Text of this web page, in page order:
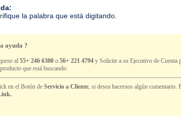
la palabra que está digitando.
ayuda ?
al55+ 246 6300 o56+ 221 4794 y Solicite a su Ejecutivo de Cuenta
que está buscando.
en el Botón deServicio a Cliente, si desea hacernos algún comentario.